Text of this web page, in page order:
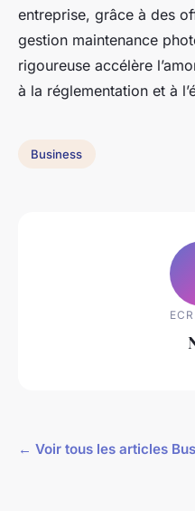
entreprise, grâce à des
gestion maintenance
rigoureuse accélère
à la réglementation et à
Business
← Voir tous les articles